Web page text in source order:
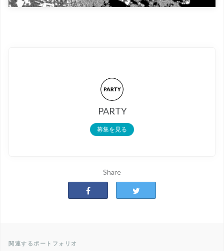
PARTY
募集を見る
Share
関連するポートフォリオ